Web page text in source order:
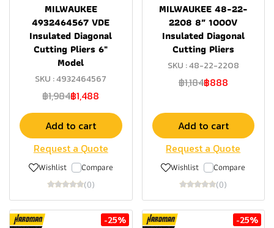
MILWAUKEE
4932464567 VDE
Insulated Diagonal
Cutting Pliers 6"
Model
SKU : 4932464567
฿1,984฿1,488
Add to cart
Request a Quote
Wishlist Compare
(0)
MILWAUKEE 48-22-
2208 8″ 1000V
Insulated Diagonal
Cutting Pliers
SKU : 48-22-2208
฿1,184฿888
Add to cart
Request a Quote
Wishlist Compare
(0)
-25% -25%